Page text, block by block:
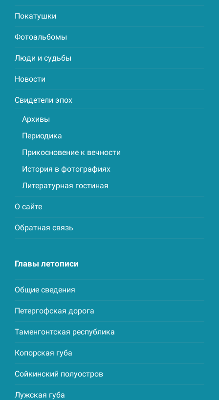
Покатушки
Фотоальбомы
Люди и судьбы
Новости
Свидетели эпох
Архивы
Периодика
Прикосновение к вечности
История в фотографиях
Литературная гостиная
О сайте
Обратная связь
Главы летописи
Общие сведения
Петергофская дорога
Таменгонтская республика
Копорская губа
Сойкинский полуостров
Лужская губа